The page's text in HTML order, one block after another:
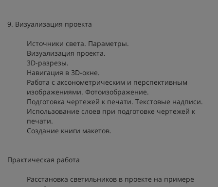
9. Визуализация проекта
Источники света. Параметры.
Визуализация проекта.
3D-разрезы.
Навигация в 3D-окне.
Работа с аксонометрическим и перспективным
изображениями. Фотоизображение.
Подготовка чертежей к печати. Текстовые надписи.
Использование слоев при подготовке чертежей к
печати.
Создание книги макетов.
Практическая работа
Расстановка светильников в проекте на примере